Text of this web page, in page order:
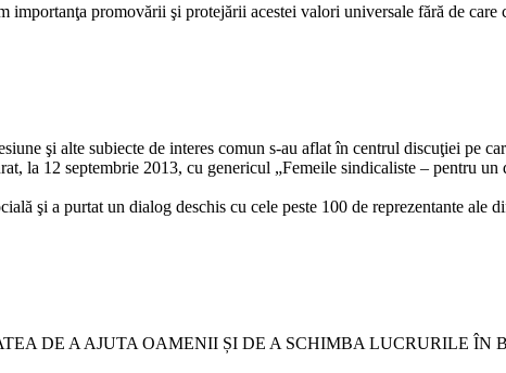
promovării şi protejării acestei valori universale fără de
şi alte subiecte de interes comun s-au aflat în centrul discuţiei pe
la 12 septembrie 2013, cu genericul „Femeile sindicaliste – pentru
şi a purtat un dialog deschis cu cele peste 100 de reprezentante ale
DE A AJUTA OAMENII ȘI DE A SCHIMBA LUCRURILE ÎN